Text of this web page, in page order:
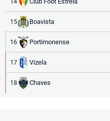
15 Boavista
16 Portimonense
17 Vizela
18 Chaves